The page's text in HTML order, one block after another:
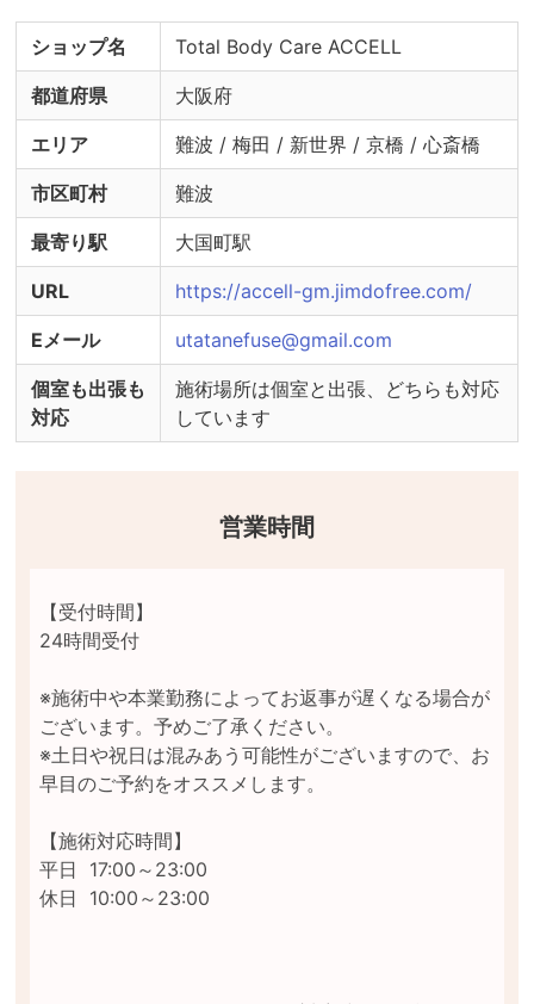
※感染症対策の実施状況詳細やご不明点について
は、セラピストへ直接ご確認ください。
ショップ名 Total Body Care ACCELL
都道府県 大阪府
エリア 難波 / 梅田 / 新世界 / 京橋 / 心斎橋
市区町村 難波
最寄り駅 大国町駅
URL https://accell-gm.jimdofree.com/
Eメール utatanefuse@gmail.com
個室も出張も
対応
施術場所は個室と出張、どちらも対応
しています
営業時間
【受付時間】
24時間受付
※施術中や本業勤務によってお返事が遅くなる場合が
ございます。予めご了承ください。
※土日や祝日は混みあう可能性がございますので、お
早目のご予約をオススメします。
【施術対応時間】
平日  17:00～23:00
休日  10:00～23:00